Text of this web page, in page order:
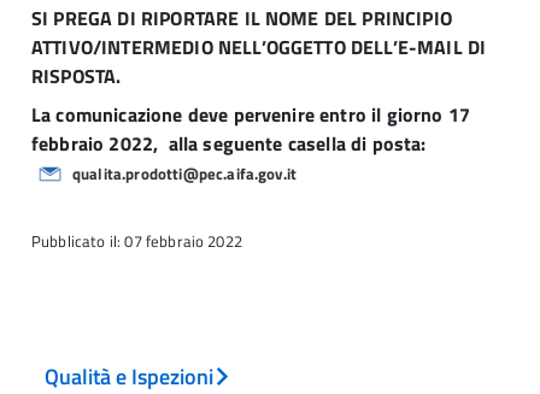
SI PREGA DI RIPORTARE IL NOME DEL PRINCIPIO
ATTIVO/INTERMEDIO NELL’OGGETTO DELL’E-MAIL DI
RISPOSTA.
La comunicazione deve pervenire entro il giorno 17
febbraio 2022, alla seguente casella di posta:
qualita.prodotti@pec.aifa.gov.it
Pubblicato il: 07 febbraio 2022
Qualità e Ispezioni